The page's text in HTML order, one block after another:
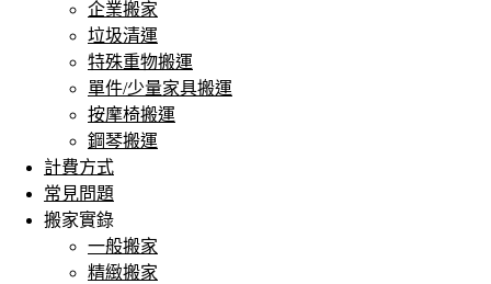
企業搬家
垃圾清運
特殊重物搬運
單件/少量家具搬運
按摩椅搬運
鋼琴搬運
計費方式
常見問題
搬家實錄
一般搬家
精緻搬家